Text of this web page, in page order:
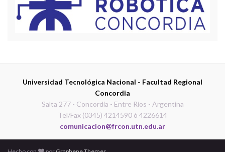
Universidad Tecnológica Nacional - Facultad Regional
Concordia
Salta 277 - Concordia - Entre Ríos - Argentina
Tel/Fax (0345) 4214590 ó 4226614
comunicacion@frcon.utn.edu.ar